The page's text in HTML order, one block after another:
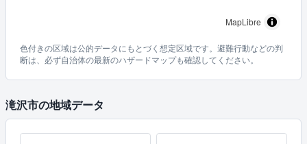
MapLibre
色付きの区域は公的データにもとづく想定区域です。避難行動などの判
断は、必ず自治体の最新のハザードマップも確認してください。
滝沢市の地域データ